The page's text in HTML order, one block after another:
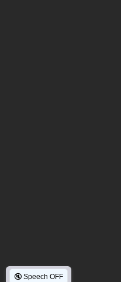
🔇 Speech OFF